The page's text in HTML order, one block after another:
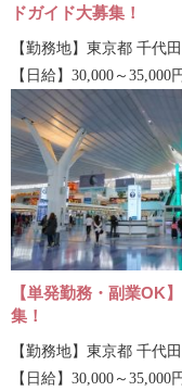
ドガイド大募集！
【勤務地】東京都 千代
【日給】30,000～35,000
【単発勤務・副業OK
集！
【勤務地】東京都 千代
【日給】30,000～35,000